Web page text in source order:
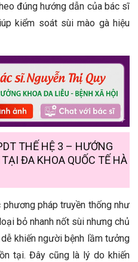
đúng hướng dẫn của bác sĩ
kiểm soát sùi mào gà hiệu
THẾ HỆ 3 – HƯỚNG
ĐA KHOA QUỐC TẾ HÀ
pháp truyền thống như
bỏ nhanh nốt sùi nhưng chủ
khiến người bệnh lầm tưởng
tại. Đây cũng là lý do khiến